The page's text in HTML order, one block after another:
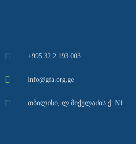
+995 32 2 193 003
info@gfa.org.ge
თბილისი, ლ.მიქელაძის ქ. N1